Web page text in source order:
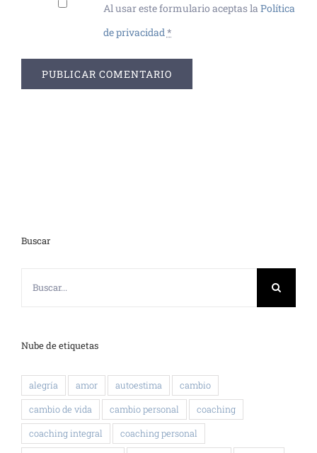
Al usar este formulario aceptas la Política
de privacidad *
Buscar
Nube de etiquetas
alegría amor autoestima cambio
cambio de vida cambio personal coaching
coaching integral coaching personal